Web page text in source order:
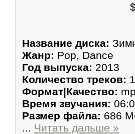
Название диска:
Жанр: Pop, Dance
Год выпуска: 2013
Количество треков:
Формат|Качество:
Время звучания:
Размер файла: 686
... Читать дальше »